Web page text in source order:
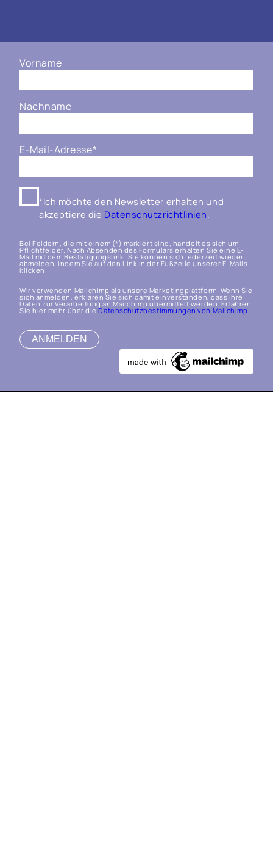
Vorname
Nachname
E-Mail-Adresse*
*Ich möchte den Newsletter erhalten und
akzeptiere die Datenschutzrichtlinien.
Bei Feldern, die mit einem (*) markiert sind, handelt es sich um
Pflichtfelder. Nach Absenden des Formulars erhalten Sie eine E-
Mail mit dem Bestätigungslink. Sie können sich jederzeit wieder
abmelden, indem Sie auf den Link in der Fußzeile unserer E-Mails
klicken.
Wir verwenden Mailchimp als unsere Marketingplattform. Wenn Sie
sich anmelden, erklären Sie sich damit einverstanden, dass Ihre
Daten zur Verarbeitung an Mailchimp übermittelt werden. Erfahren
Sie hier mehr über dieDatenschutzbestimmungen von Mailchimp.